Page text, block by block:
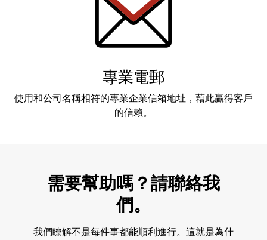
專業電郵
使用和公司名稱相符的專業企業信箱地址，藉此贏得客戶
的信賴。
需要幫助嗎？請聯絡我
們。
我們瞭解不是每件事都能順利進行。這就是為什